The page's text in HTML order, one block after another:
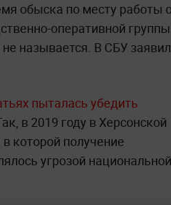
обыска по месту работы
оперативной
называется. В СБУ
пыталась убедить
в 2019 году в Херсонской
которой получение
угрозой национальной